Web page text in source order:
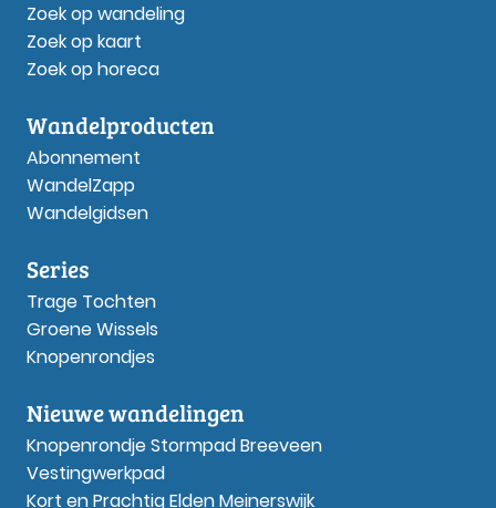
Zoek op wandeling
Zoek op kaart
Zoek op horeca
Wandelproducten
Abonnement
WandelZapp
Wandelgidsen
Series
Trage Tochten
Groene Wissels
Knopenrondjes
Nieuwe wandelingen
Knopenrondje Stormpad Breeveen
Vestingwerkpad
Kort en Prachtig Elden Meinerswijk